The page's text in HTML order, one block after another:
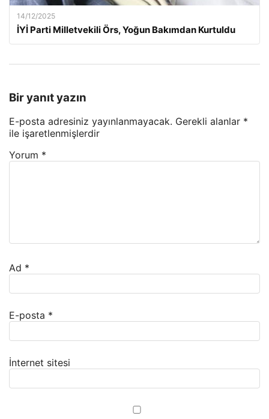
14/12/2025
İYİ Parti Milletvekili Örs, Yoğun Bakımdan Kurtuldu
Bir yanıt yazın
E-posta adresiniz yayınlanmayacak. Gerekli alanlar *
ile işaretlenmişlerdir
Yorum *
Ad *
E-posta *
İnternet sitesi